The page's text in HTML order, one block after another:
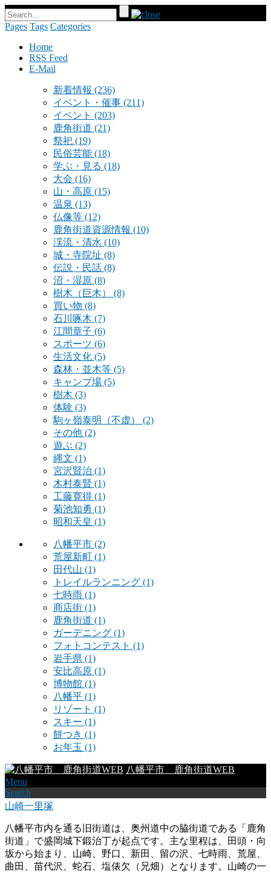
Pages Tags Categories
Home
RSS Feed
E-Mail
新着情報 (236)
イベント・催事 (211)
イベント (203)
鹿角街道 (21)
祭祀 (19)
民俗芸能 (18)
学ぶ・見る (18)
大会 (16)
山・高原 (15)
温泉 (13)
仏像等 (12)
鹿角街道資源情報 (10)
渓流・清水 (10)
城・寺院址 (8)
伝説・民話 (8)
沼・湿原 (8)
樹木（巨木） (8)
買い物 (8)
石川啄木 (7)
江間章子 (6)
スポーツ (6)
生活文化 (5)
森林・並木等 (5)
キャンプ場 (5)
樹木 (3)
体験 (3)
駒ヶ嶺泰明（不虚） (2)
その他 (2)
遊ぶ (2)
縄文 (1)
宮沢賢治 (1)
木村泰賢 (1)
工藤寛得 (1)
菊池知勇 (1)
昭和天皇 (1)
八幡平市 (2)
荒屋新町 (1)
田代山 (1)
トレイルランニング (1)
七時雨 (1)
商店街 (1)
鹿角街道 (1)
ガーデニング (1)
フォトコンテスト (1)
岩手県 (1)
安比高原 (1)
博物館 (1)
八幡平 (1)
リゾート (1)
スキー (1)
餅つき (1)
お年玉 (1)
八幡平市 鹿角街道WEB
Menu
Search
山崎一里塚
八幡平市内を通る旧街道は、奥州道中の脇街道である「鹿角
街道」で盛岡城下鍛治丁が起点です。主な里程は、田頭・向
坂から始まり、山崎、野口、新田、留の沢、七時雨、荒屋、
曲田、苗代沢、蛇石、塩俵欠（兄畑）となります。山崎の一